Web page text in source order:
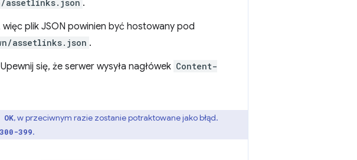
assetlinks.json .
więc plik JSON powinien być hostowany pod
assetlinks.json .
się, że serwer wysyła nagłówek Content-
OK, w przeciwnym razie zostanie potraktowane jako błąd.
300-399.